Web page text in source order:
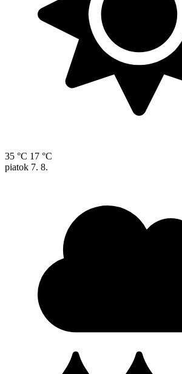
35 °C 17 °C
piatok 7. 8.